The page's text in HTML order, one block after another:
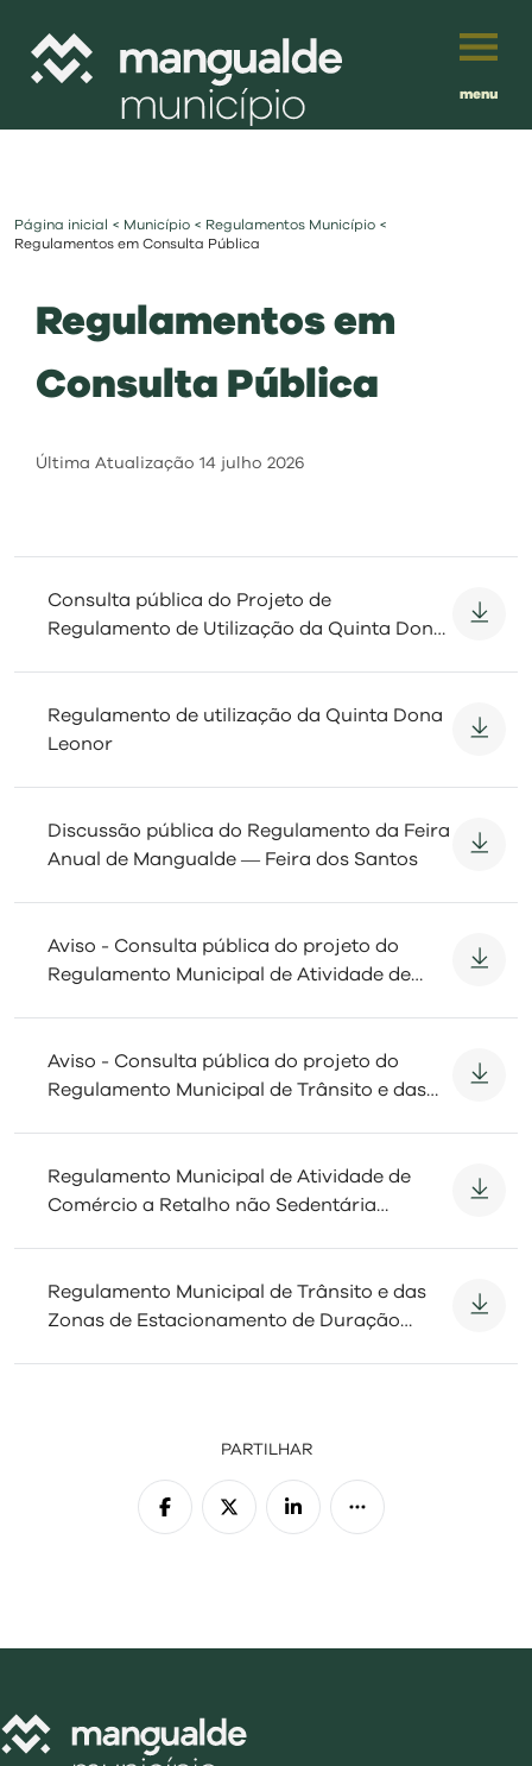
menu
município
viver
investir
balcão digital
Português
Página inicial < Município < Regulamentos Município <
Regulamentos em Consulta Pública
Regulamentos em
Consulta Pública
Última Atualização 14 julho 2026
Consulta pública do Projeto de
Regulamento de Utilização da Quinta Dona
Regulamento de utilização da Quinta Dona
Leonor
Discussão pública do Regulamento da Feira
Anual de Mangualde ― Feira dos Santos
Aviso - Consulta pública do projeto do
Regulamento Municipal de Atividade de
Prestadores de Serviços de Restauração ou
de Bebidas não Sedentário
Aviso - Consulta pública do projeto do
Regulamento Municipal de Trânsito e das
Regulamento Municipal de Atividade de
Comércio a Retalho não Sedentária
de Bebidas não Sedentário
Regulamento Municipal de Trânsito e das
Zonas de Estacionamento de Duração
PARTILHAR